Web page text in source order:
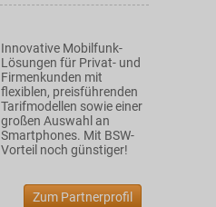
Innovative Mobilfunk-
Lösungen für Privat- und
Firmenkunden mit
flexiblen, preisführenden
Tarifmodellen sowie einer
großen Auswahl an
Smartphones. Mit BSW-
Vorteil noch günstiger!
Zum Partnerprofil